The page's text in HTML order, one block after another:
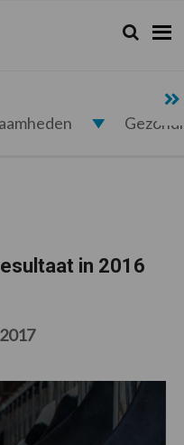
Zoeken...
Zoek
in 2016